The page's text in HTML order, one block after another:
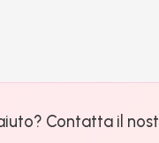
Contatta il